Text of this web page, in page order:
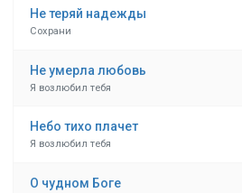
Не теряй надежды
Сохрани
Не умерла любовь
Я возлюбил тебя
Небо тихо плачет
Я возлюбил тебя
О чудном Боге